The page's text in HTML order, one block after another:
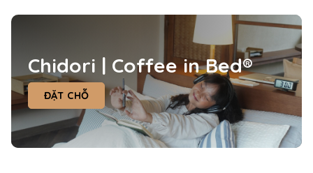
Chidori | Coffee in Bed®
ĐẶT CHỖ